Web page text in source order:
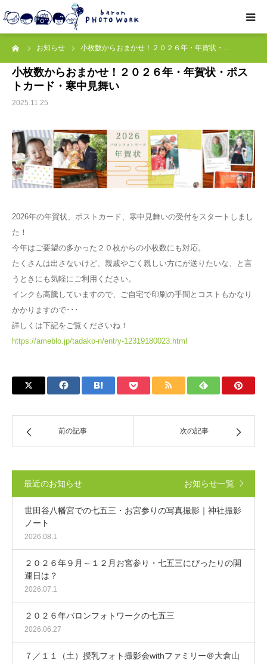
お知らせ 小枚数からおまかせ！２０２６年・年賀状・…
小枚数からおまかせ！２０２６年・年賀状・ポス
トカード・寒中見舞い
2025.11.25
2026年の年賀状、ポストカード、寒中見舞いの受付をスタートしまし
た！
今年はご要望の多かった２０枚からの小枚数にも対応。
たくさんは出さないけど、親戚やごく親しい方にが送りたいな、と言
うときにも気軽にご利用ください。
インクも高騰していますので、ご自宅で印刷の手間とコストもかなり
かかりますので･･･
詳しくは下記をご覧くださいね！
https://ameblo.jp/tadako-n/entry-12319180023.html
前の記事 次の記事
最近のお知らせ お知らせ一覧
世田谷八幡宮での七五三・お宮参りの写真撮影｜神社撮影
ノート
2026.08.1
２０２６年９月～１２月お宮参り・七五三にぴったりの開
運日は？
2026.07.1
２０２６年バロンフォトワークの七五三
2026.06.27
７／１１（土）授乳フォト撮影会withファミリー＠大倉山
撮影プラン
私たちについて
● お写真とご感想
レッスン/撮影会
取材・企業・オーナーさま
Q&A